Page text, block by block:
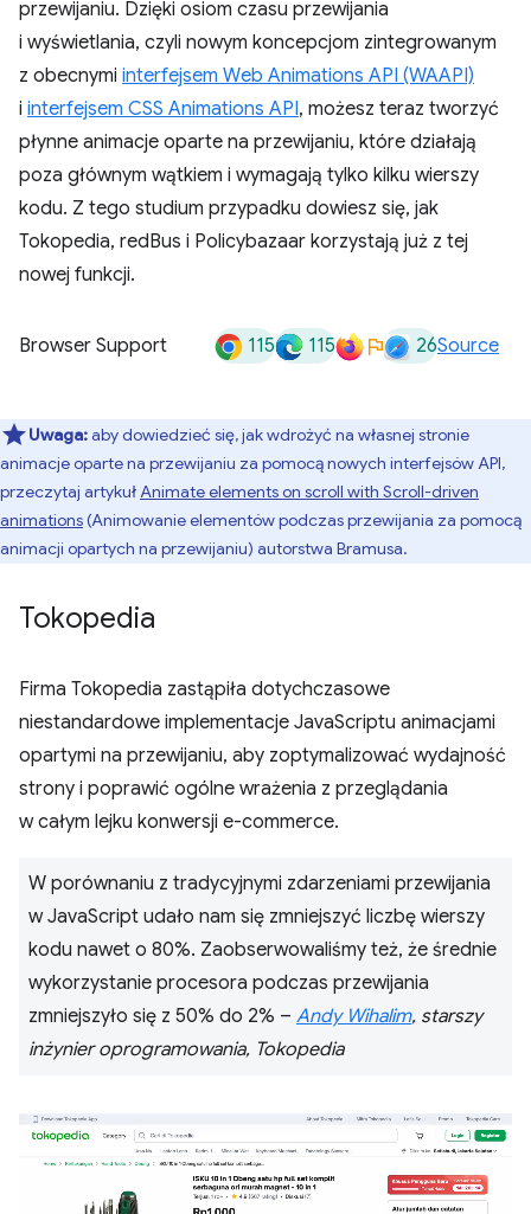
przewijaniu. Dzięki osiom czasu przewijania
i wyświetlania, czyli nowym koncepcjom zintegrowanym
z obecnymi interfejsem Web Animations API (WAAPI)
i interfejsem CSS Animations API, możesz teraz tworzyć
płynne animacje oparte na przewijaniu, które działają
poza głównym wątkiem i wymagają tylko kilku wierszy
kodu. Z tego studium przypadku dowiesz się, jak
Tokopedia, redBus i Policybazaar korzystają już z tej
nowej funkcji.
Browser Support 115 115 26Source
Uwaga:aby dowiedzieć się, jak wdrożyć na własnej stronie
animacje oparte na przewijaniu za pomocą nowych interfejsów API,
przeczytaj artykułAnimate elements on scroll with Scroll-driven
animations(Animowanie elementów podczas przewijania za pomocą
animacji opartych na przewijaniu) autorstwa Bramusa.
Tokopedia
Firma Tokopedia zastąpiła dotychczasowe
niestandardowe implementacje JavaScriptu animacjami
opartymi na przewijaniu, aby zoptymalizować wydajność
strony i poprawić ogólne wrażenia z przeglądania
w całym lejku konwersji e-commerce.
W porównaniu z tradycyjnymi zdarzeniami przewijania
w JavaScript udało nam się zmniejszyć liczbę wierszy
kodu nawet o 80%. Zaobserwowaliśmy też, że średnie
wykorzystanie procesora podczas przewijania
zmniejszyło się z 50% do 2% – Andy Wihalim, starszy
inżynier oprogramowania, Tokopedia